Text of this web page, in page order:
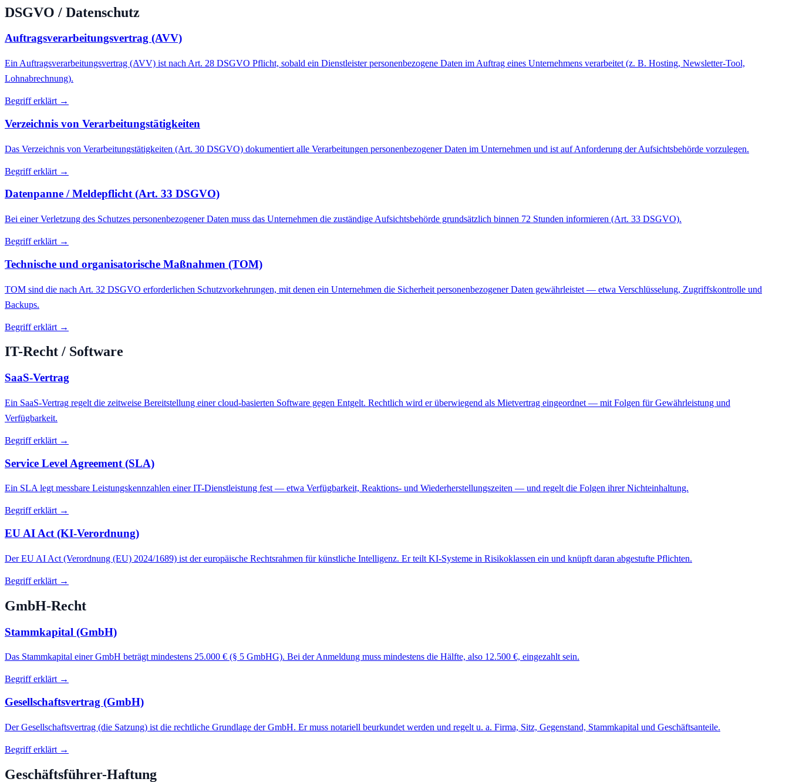
DSGVO / Datenschutz
Auftragsverarbeitungsvertrag (AVV)
Ein Auftragsverarbeitungsvertrag (AVV) ist nach Art. 28 DSGVO Pflicht, sobald ein Dienstleister personenbezogene Daten im Auftrag eines Unternehmens verarbeitet (z. B. Hosting, Newsletter-Tool,
Lohnabrechnung).
Begriff erklärt →
Verzeichnis von Verarbeitungstätigkeiten
Das Verzeichnis von Verarbeitungstätigkeiten (Art. 30 DSGVO) dokumentiert alle Verarbeitungen personenbezogener Daten im Unternehmen und ist auf Anforderung der Aufsichtsbehörde vorzulegen.
Begriff erklärt →
Datenpanne / Meldepflicht (Art. 33 DSGVO)
Bei einer Verletzung des Schutzes personenbezogener Daten muss das Unternehmen die zuständige Aufsichtsbehörde grundsätzlich binnen 72 Stunden informieren (Art. 33 DSGVO).
Begriff erklärt →
Technische und organisatorische Maßnahmen (TOM)
TOM sind die nach Art. 32 DSGVO erforderlichen Schutzvorkehrungen, mit denen ein Unternehmen die Sicherheit personenbezogener Daten gewährleistet — etwa Verschlüsselung, Zugriffskontrolle und
Backups.
Begriff erklärt →
IT-Recht / Software
SaaS-Vertrag
Ein SaaS-Vertrag regelt die zeitweise Bereitstellung einer cloud-basierten Software gegen Entgelt. Rechtlich wird er überwiegend als Mietvertrag eingeordnet — mit Folgen für Gewährleistung und
Verfügbarkeit.
Begriff erklärt →
Service Level Agreement (SLA)
Ein SLA legt messbare Leistungskennzahlen einer IT-Dienstleistung fest — etwa Verfügbarkeit, Reaktions- und Wiederherstellungszeiten — und regelt die Folgen ihrer Nichteinhaltung.
Begriff erklärt →
EU AI Act (KI-Verordnung)
Der EU AI Act (Verordnung (EU) 2024/1689) ist der europäische Rechtsrahmen für künstliche Intelligenz. Er teilt KI-Systeme in Risikoklassen ein und knüpft daran abgestufte Pflichten.
Begriff erklärt →
GmbH-Recht
Stammkapital (GmbH)
Das Stammkapital einer GmbH beträgt mindestens 25.000 € (§ 5 GmbHG). Bei der Anmeldung muss mindestens die Hälfte, also 12.500 €, eingezahlt sein.
Begriff erklärt →
Gesellschaftsvertrag (GmbH)
Der Gesellschaftsvertrag (die Satzung) ist die rechtliche Grundlage der GmbH. Er muss notariell beurkundet werden und regelt u. a. Firma, Sitz, Gegenstand, Stammkapital und Geschäftsanteile.
Begriff erklärt →
Geschäftsführer-Haftung